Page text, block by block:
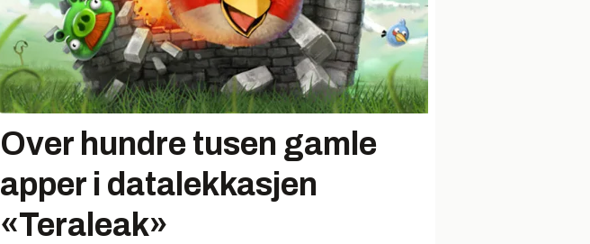
Over hundre tusen gamle
apper i datalekkasjen
«Teraleak»